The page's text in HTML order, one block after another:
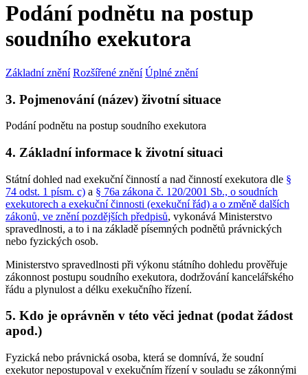
Podání podnětu na postup
soudního exekutora
Základní znění Rozšířené znění Úplné znění
3. Pojmenování (název) životní situace
Podání podnětu na postup soudního exekutora
4. Základní informace k životní situaci
Státní dohled nad exekuční činností a nad činností exekutora dle §
74 odst. 1 písm. c) a § 76a zákona č. 120/2001 Sb., o soudních
exekutorech a exekuční činnosti (exekuční řád) a o změně dalších
zákonů, ve znění pozdějších předpisů, vykonává Ministerstvo
spravedlnosti, a to i na základě písemných podnětů právnických
nebo fyzických osob.
Ministerstvo spravedlnosti při výkonu státního dohledu prověřuje
zákonnost postupu soudního exekutora, dodržování kancelářského
řádu a plynulost a délku exekučního řízení.
5. Kdo je oprávněn v této věci jednat (podat žádost
apod.)
Fyzická nebo právnická osoba, která se domnívá, že soudní
exekutor nepostupoval v exekučním řízení v souladu se zákonnými